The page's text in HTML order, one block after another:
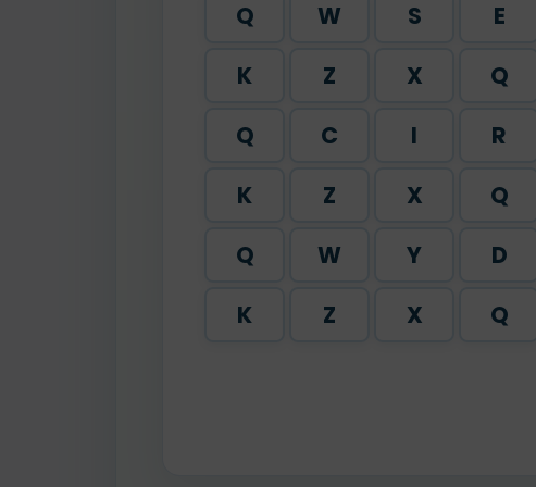
Q
W S E
K
Z X Q
Q
C I R
K
Z X Q
Q
W Y D
K
Z X Q